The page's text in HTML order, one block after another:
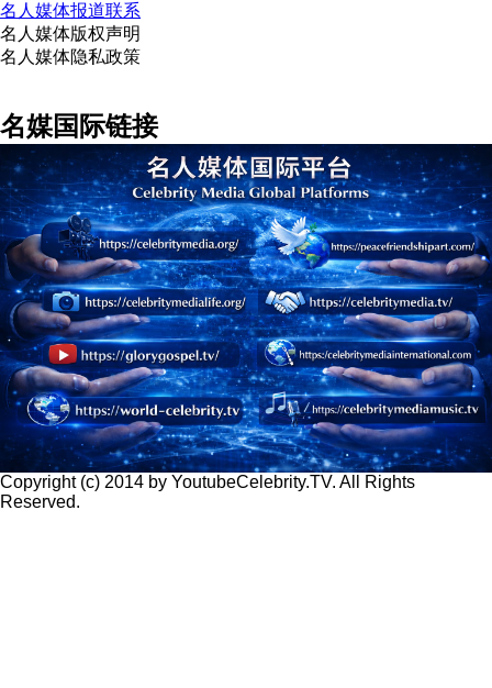
名人媒体报道联系
名人媒体版权声明
名人媒体隐私政策
名媒国际链接
Copyright (c) 2014 by YoutubeCelebrity.TV. All Rights
Reserved.